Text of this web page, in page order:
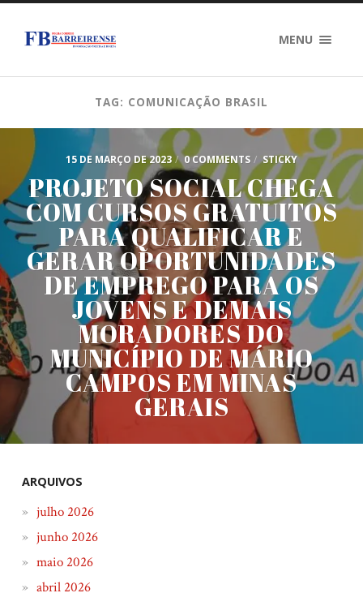
MENU
TAG: COMUNICAÇÃO BRASIL
15 DE MARÇO DE 2023 / 0 COMMENTS / STICKY
PROJETO SOCIAL CHEGA
COM CURSOS GRATUITOS
PARA QUALIFICAR E
GERAR OPORTUNIDADES
DE EMPREGO PARA OS
JOVENS E DEMAIS
MORADORES DO
MUNICÍPIO DE MÁRIO
CAMPOS EM MINAS
GERAIS
ARQUIVOS
julho 2026
junho 2026
maio 2026
abril 2026